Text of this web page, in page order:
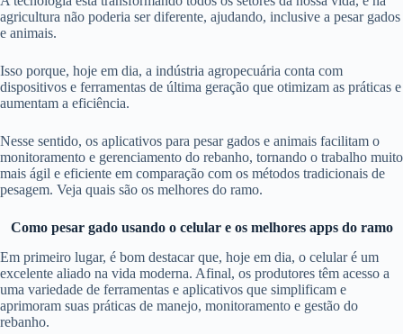
agricultura não poderia ser diferente, ajudando, inclusive a pesar gados
e animais.
Isso porque, hoje em dia, a indústria agropecuária conta com
dispositivos e ferramentas de última geração que otimizam as práticas e
aumentam a eficiência.
Nesse sentido, os aplicativos para pesar gados e animais facilitam o
monitoramento e gerenciamento do rebanho, tornando o trabalho muito
mais ágil e eficiente em comparação com os métodos tradicionais de
pesagem. Veja quais são os melhores do ramo.
Como pesar gado usando o celular e os melhores apps do ramo
Em primeiro lugar, é bom destacar que, hoje em dia, o celular é um
excelente aliado na vida moderna. Afinal, os produtores têm acesso a
uma variedade de ferramentas e aplicativos que simplificam e
aprimoram suas práticas de manejo, monitoramento e gestão do
rebanho.